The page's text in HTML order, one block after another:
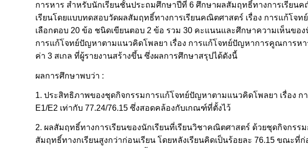
การหาร สำหรับนักเรียนชั้นประถมศึกษาปีที่ 6 ศึกษาผลสัมฤทธิ์ทางการเรียน
เรียนโดยแบบทดสอบวัดผลสัมฤทธิ์ทางการเรียนคณิตศาสตร์ เรื่อง การแก้โ
เลือกตอบ 20 ข้อ ชนิดเขียนตอบ 2 ข้อ รวม 30 คะแนนและศึกษาความเห็นขอ
การแก้โจทย์ปัญหาตามแนวคิดโพลยา เรื่อง การแก้โจทย์ปัญหาการคูณการ
ค่า 3 สเกล ที่ผู้รายงานสร้างขึ้น ซึ่งผลการศึกษาสรุปได้ดังนี้
ผลการศึกษาพบว่า :
1. ประสิทธิภาพของชุดกิจกรรมการแก้โจทย์ปัญหาตามแนวคิดโพลยา เรื่อง
E1/E2 เท่ากับ 77.24/76.15 ซึ่งสอดคล้องกับเกณฑ์ที่ตั้งไว้
2. ผลสัมฤทธิ์ทางการเรียนของนักเรียนที่เรียนวิชาคณิตศาสตร์ ด้วยชุดกิจกร
สัมฤทธิ์ทางกเรียนสูงกว่าก่อนเรียน โดยหลังเรียนคิดเป็นร้อยละ 76.15 ขณะที่